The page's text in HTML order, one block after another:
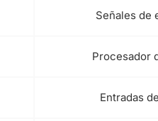
Señales de
Procesador
Entradas